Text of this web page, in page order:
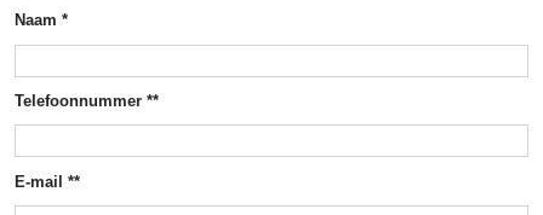
Naam *
Telefoonnummer **
E-mail **